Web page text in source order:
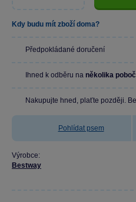
Kdy budu mít zboží doma?
Předpokládané doručení
Ihned k odběru na několika
Nakupujte hned, plaťte později.
Pohlídat psem
Výrobce:
Bestway